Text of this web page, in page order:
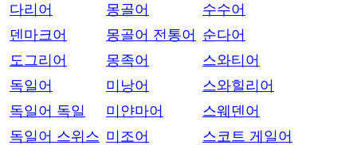
다리어
덴마크어
도그리어
독일어
독일어 독일
독일어 스위스
몽골어
몽골어 전통어
몽족어
미낭어
미얀마어
미조어
수수어
순다어
스와티어
스와힐리어
스웨덴어
스코트 게일어